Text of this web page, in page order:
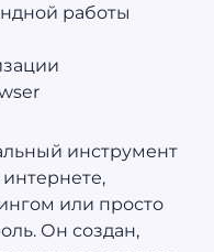
работы
инструмент
интернете,
или просто
Он создан,